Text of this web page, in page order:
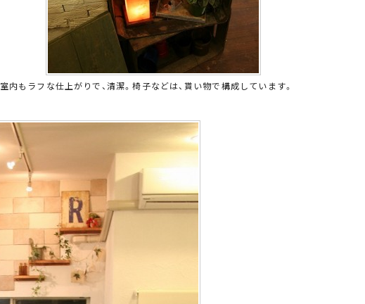
室内もラフな仕上がりで、清潔。椅子などは、貰い物で構成しています。